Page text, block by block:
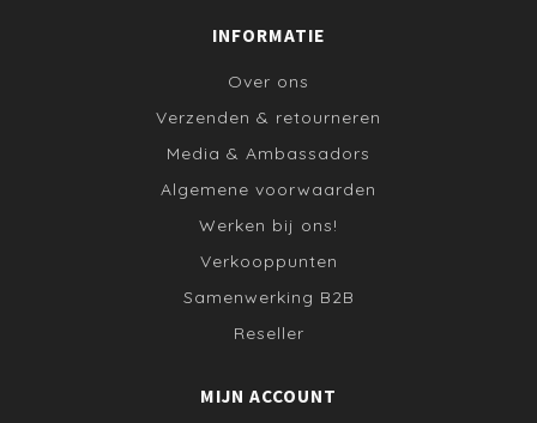
INFORMATIE
Over ons
Verzenden & retourneren
Media & Ambassadors
Algemene voorwaarden
Werken bij ons!
Verkooppunten
Samenwerking B2B
Reseller
MIJN ACCOUNT